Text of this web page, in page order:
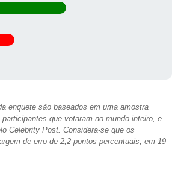
enquete são baseados em uma amostra
que votaram no mundo inteiro, e
Celebrity Post. Considera-se que os
de erro de 2,2 pontos percentuais, em 19